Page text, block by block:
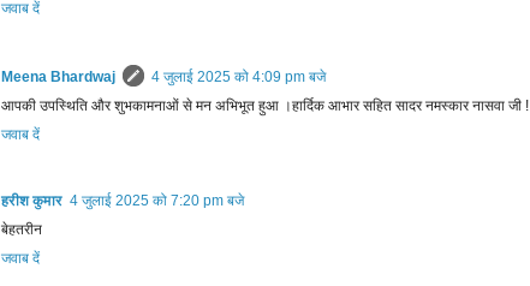
जवाब दें
Meena Bhardwaj
4 जुलाई 2025 को 4:09 pm बजे
आपकी उपस्थिति और शुभकामनाओं से मन अभिभूत हुआ ।हार्दिक आभार सहित सादर नमस्कार नासवा जी !
जवाब दें
हरीश कुमार 4 जुलाई 2025 को 7:20 pm बजे
बेहतरीन
जवाब दें